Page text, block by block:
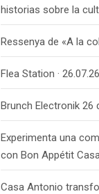
historias sobre la
Ressenya de «A la
Flea Station · 26.07.26
Brunch Electronik 26
Experimenta una
con Bon Appétit
Casa Antonio